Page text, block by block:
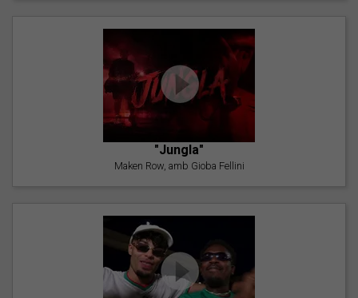
"Jungla"
Maken Row, amb Gioba Fellini